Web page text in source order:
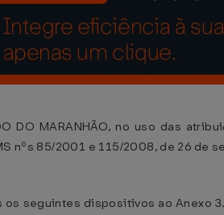
DO MARANHÃO, no uso das
nºs 85/2001 e 115/2008, de 26 de
os seguintes dispositivos ao Anexo